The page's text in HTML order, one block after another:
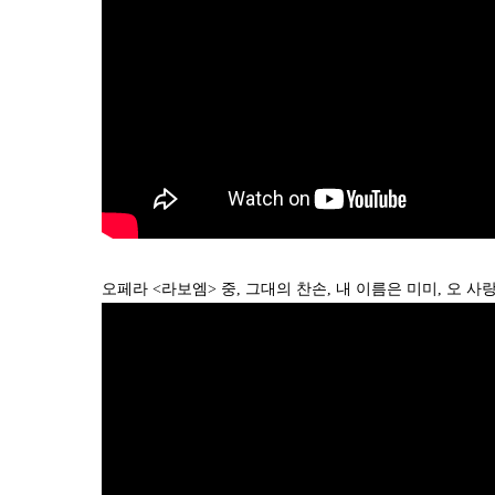
오페라 <라보엠> 중, 그대의 찬손, 내 이름은 미미, 오 사